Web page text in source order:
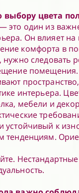
цвета
это один из
Он влияет на
комфорта в
нужно следовать
интерьера.
мебели и
устойчивый к
тенденциям.